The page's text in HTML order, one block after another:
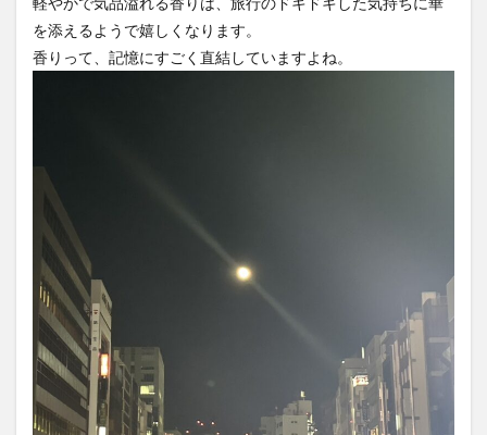
を添えるようで嬉しくなります。
香りって、記憶にすごく直結していますよね。